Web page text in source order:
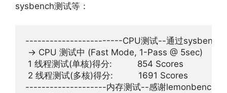
sysbench测试等：
------------------------CPU测试--通过
-> CPU 测试中 (Fast Mode, 1-Pass @ 5sec)
1 线程测试(单核)得分:          854 Scores
2 线程测试(多核)得分:          1691 Scores
--------------------内存测试--感谢